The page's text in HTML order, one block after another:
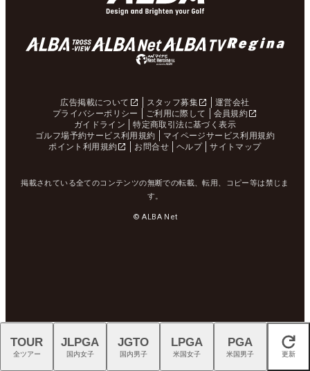
広告掲載について スタッフ募集
運営会社
プライバシーポリシー
ご利用に際して
会員規約
ガイドライン
特定商取引法に基づく表示
ゴルフ場予約サービス利用規約
マイページサービス利用規約
ポイント利用規約
お問合せ ヘルプ サイトマップ
掲載されている全てのコンテンツの無断での転載、転用、コピー等は禁じま
す。
© ALBA Net
閉じる
TOUR
全ツアー
JLPGA
国内女子
JGTO
国内男子
LPGA
米国女子
PGA
米国男子 更新